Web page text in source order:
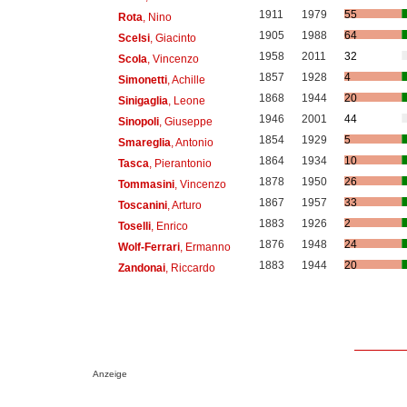
Rota , Nino 1911 1979
55
Scelsi, Giacinto 1905 1988
64
Scola , Vincenzo 1958 2011
32
Simonetti, Achille 1857 1928
4
Sinigaglia , Leone 1868 1944
20
Sinopoli, Giuseppe 1946 2001
44
Smareglia , Antonio 1854 1929
5
Tasca , Pierantonio 1864 1934
10
Tommasini, Vincenzo 1878 1950
26
Toscanini, Arturo 1867 1957
33
Toselli, Enrico 1883 1926
2
Wolf-Ferrari, Ermanno 1876 1948
24
Zandonai, Riccardo 1883 1944 20
Anzeige